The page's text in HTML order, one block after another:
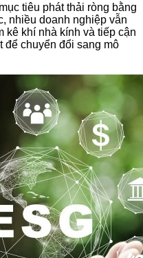
tiêu phát thải ròng bằng
nhiều doanh nghiệp vẫn
kê khí nhà kính và tiếp cận
để chuyển đổi sang mô